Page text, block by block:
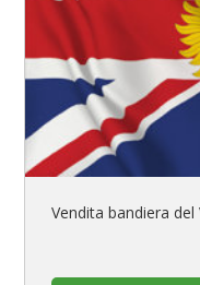
Vendita bandiera del